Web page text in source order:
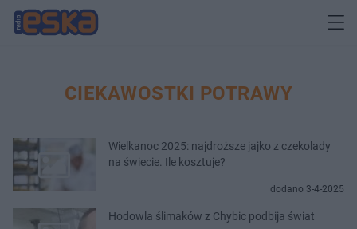
CIEKAWOSTKI POTRAWY
Wielkanoc 2025: najdroższe jajko z czekolady
na świecie. Ile kosztuje?
dodano 3-4-2025
Hodowla ślimaków z Chybic podbija świat